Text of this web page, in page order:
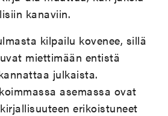
kanaviin.
kilpailu kovenee, sillä
miettimään entistä
julkaista.
asemassa ovat
erikoistuneet